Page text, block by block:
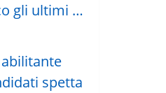
gli ultimi …